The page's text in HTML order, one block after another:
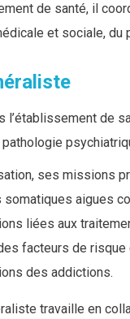
de santé, il
et sociale, du
l’établissement de
ses missions
somatiques aigues
liées aux
facteurs de risque
des addictions.
travaille en